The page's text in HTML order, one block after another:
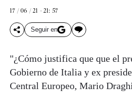
17 / 06 / 21 - 21: 57
Seguir en
"¿Cómo justifica que que el
Gobierno de Italia y ex
Central Europeo, Mario